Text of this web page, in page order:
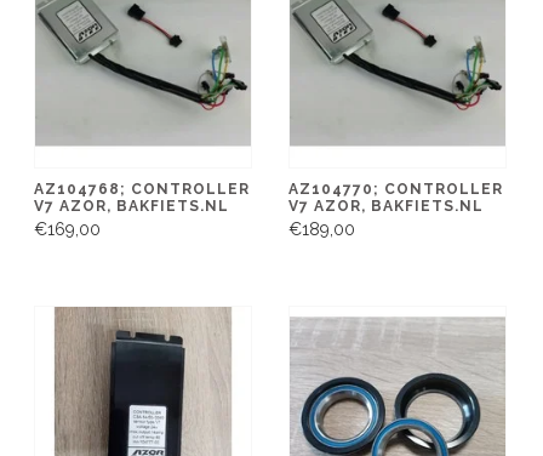
AZ104768; CONTROLLER
V7 AZOR, BAKFIETS.NL
€169,00
AZ104770; CONTROLLER
V7 AZOR, BAKFIETS.NL
€189,00